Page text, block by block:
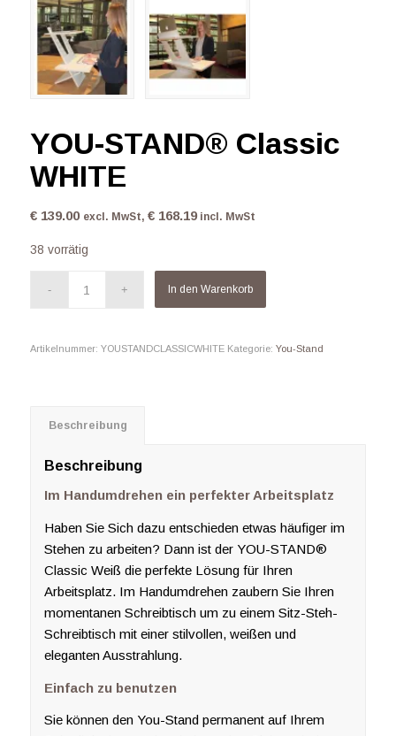
YOU-STAND® Classic
WHITE
€139.00 excl. MwSt, €168.19incl. MwSt
38 vorrätig
In den Warenkorb
Artikelnummer: YOUSTANDCLASSICWHITE Kategorie: You-Stand
Beschreibung
Beschreibung
Im Handumdrehen ein perfekter Arbeitsplatz
Haben Sie Sich dazu entschieden etwas häufiger im
Stehen zu arbeiten? Dann ist der YOU-STAND®
Classic Weiß die perfekte Lösung für Ihren
Arbeitsplatz. Im Handumdrehen zaubern Sie Ihren
momentanen Schreibtisch um zu einem Sitz-Steh-
Schreibtisch mit einer stilvollen, weißen und
eleganten Ausstrahlung.
Einfach zu benutzen
Sie können den You-Stand permanent auf Ihrem